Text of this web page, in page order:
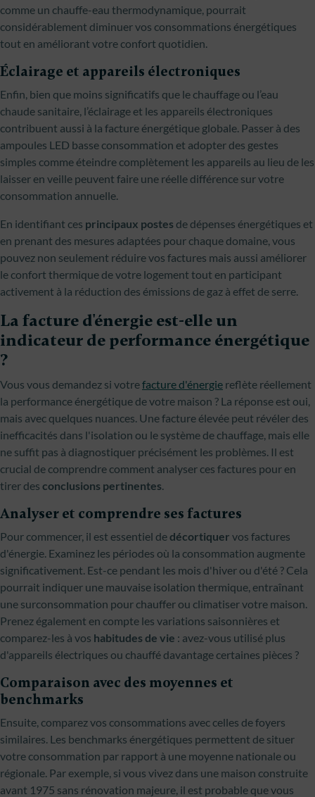
comme un chauffe-eau thermodynamique, pourrait
considérablement diminuer vos consommations énergétiques
tout en améliorant votre confort quotidien.
Éclairage et appareils électroniques
Enfin, bien que moins significatifs que le chauffage ou l’eau
chaude sanitaire, l’éclairage et les appareils électroniques
contribuent aussi à la facture énergétique globale. Passer à des
ampoules LED basse consommation et adopter des gestes
simples comme éteindre complètement les appareils au lieu de les
laisser en veille peuvent faire une réelle différence sur votre
consommation annuelle.
En identifiant ces principaux postes de dépenses énergétiques et
en prenant des mesures adaptées pour chaque domaine, vous
pouvez non seulement réduire vos factures mais aussi améliorer
le confort thermique de votre logement tout en participant
activement à la réduction des émissions de gaz à effet de serre.
La facture d'énergie est-elle un
indicateur de performance énergétique
?
Vous vous demandez si votrefacture d'énergie reflète réellement
la performance énergétique de votre maison ? La réponse est oui,
mais avec quelques nuances. Une facture élevée peut révéler des
inefficacités dans l'isolation ou le système de chauffage, mais elle
ne suffit pas à diagnostiquer précisément les problèmes. Il est
crucial de comprendre comment analyser ces factures pour en
tirer des conclusions pertinentes.
Analyser et comprendre ses factures
Pour commencer, il est essentiel dedécortiquer vos factures
d'énergie. Examinez les périodes où la consommation augmente
significativement. Est-ce pendant les mois d'hiver ou d'été ? Cela
pourrait indiquer une mauvaise isolation thermique, entraînant
une surconsommation pour chauffer ou climatiser votre maison.
Prenez également en compte les variations saisonnières et
comparez-les à vos habitudes de vie : avez-vous utilisé plus
d'appareils électriques ou chauffé davantage certaines pièces ?
Comparaison avec des moyennes et
benchmarks
Ensuite, comparez vos consommations avec celles de foyers
similaires. Les benchmarks énergétiques permettent de situer
votre consommation par rapport à une moyenne nationale ou
régionale. Par exemple, si vous vivez dans une maison construite
avant 1975 sans rénovation majeure, il est probable que vous